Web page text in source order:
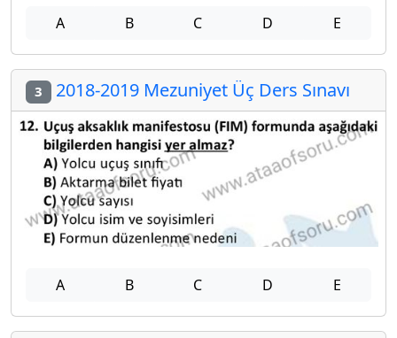
A B C D E
3 2018-2019 Mezuniyet Üç Ders Sınavı
A B C D E